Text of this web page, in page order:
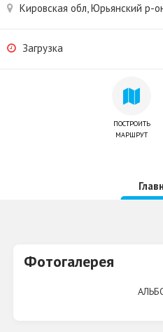
Кировская обл, Юрьянский р-
Загрузка
ПОСТРОИТЬ
МАРШРУТ
Фотогалерея